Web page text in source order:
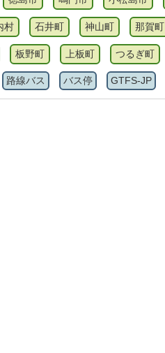
村 石井町 神山町 那賀町
板野町 上板町 つるぎ町
路線バス バス停 GTFS-JP